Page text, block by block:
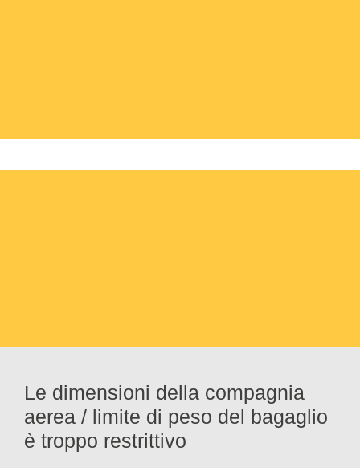
Le dimensioni della compagnia
aerea / limite di peso del bagaglio
è troppo restrittivo